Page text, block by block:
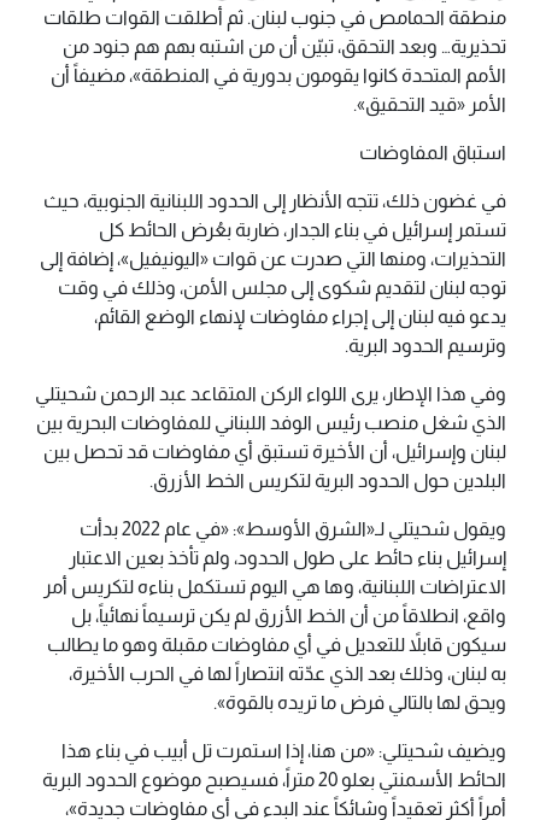
منطقة الحمامص في جنوب لبنان. ثم أطلقت القوات طلقات
تحذيرية… وبعد التحقق، تبيّن أن من اشتبه بهم هم جنود من
الأمم المتحدة كانوا يقومون بدورية في المنطقة»، مضيفاً أن
الأمر «قيد التحقيق».
استباق المفاوضات
في غضون ذلك، تتجه الأنظار إلى الحدود اللبنانية الجنوبية، حيث
تستمر إسرائيل في بناء الجدار، ضاربة بعُرض الحائط كل
التحذيرات، ومنها التي صدرت عن قوات «اليونيفيل»، إضافة إلى
توجه لبنان لتقديم شكوى إلى مجلس الأمن، وذلك في وقت
يدعو فيه لبنان إلى إجراء مفاوضات لإنهاء الوضع القائم،
وترسيم الحدود البرية.
وفي هذا الإطار، يرى اللواء الركن المتقاعد عبد الرحمن شحيتلي
الذي شغل منصب رئيس الوفد اللبناني للمفاوضات البحرية بين
لبنان وإسرائيل، أن الأخيرة تستبق أي مفاوضات قد تحصل بين
البلدين حول الحدود البرية لتكريس الخط الأزرق.
ويقول شحيتلي لـ«الشرق الأوسط»: «في عام 2022 بدأت
إسرائيل بناء حائط على طول الحدود، ولم تأخذ بعين الاعتبار
الاعتراضات اللبنانية، وها هي اليوم تستكمل بناءه لتكريس أمر
واقع، انطلاقاً من أن الخط الأزرق لم يكن ترسيماً نهائياً، بل
سيكون قابلاً للتعديل في أي مفاوضات مقبلة وهو ما يطالب
به لبنان، وذلك بعد الذي عدّته انتصاراً لها في الحرب الأخيرة،
ويحق لها بالتالي فرض ما تريده بالقوة».
ويضيف شحيتلي: «من هنا، إذا استمرت تل أبيب في بناء هذا
الحائط الأسمنتي بعلو 20 متراً، فسيصبح موضوع الحدود البرية
أمراً أكثر تعقيداً وشائكاً عند البدء في أي مفاوضات جديدة»،